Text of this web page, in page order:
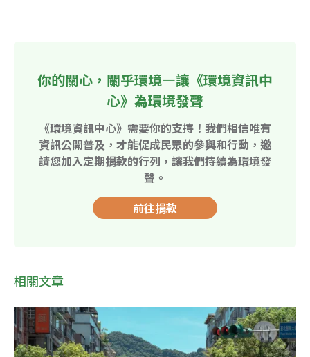
你的關心，關乎環境—讓《環境資訊中
心》為環境發聲
《環境資訊中心》需要你的支持！我們相信唯有
資訊公開普及，才能促成民眾的參與和行動，邀
請您加入定期捐款的行列，讓我們持續為環境發
聲。
前往捐款
相關文章